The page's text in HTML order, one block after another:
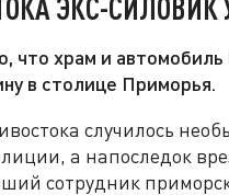
ЭКС-СИЛОВИК
что храм и
в столице Приморья.
случилось
а напоследок
сотрудник